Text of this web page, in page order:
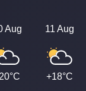
Aug 11 Aug
+18°C